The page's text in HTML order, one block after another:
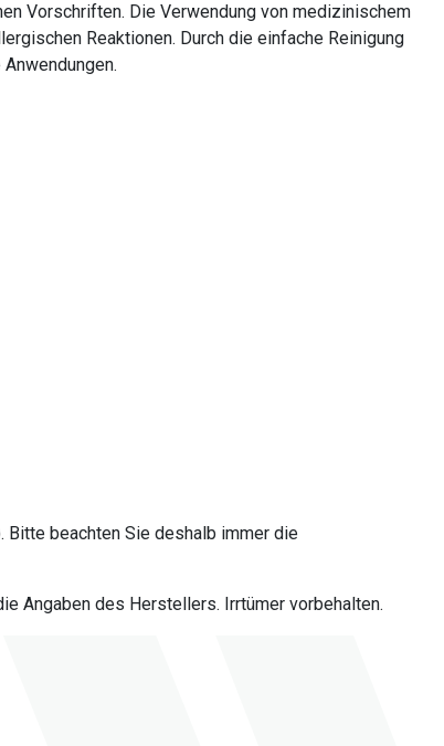
Vorschriften. Die Verwendung von medizinischem
Reaktionen. Durch die einfache Reinigung
beachten Sie deshalb immer die
Angaben des Herstellers. Irrtümer vorbehalten.